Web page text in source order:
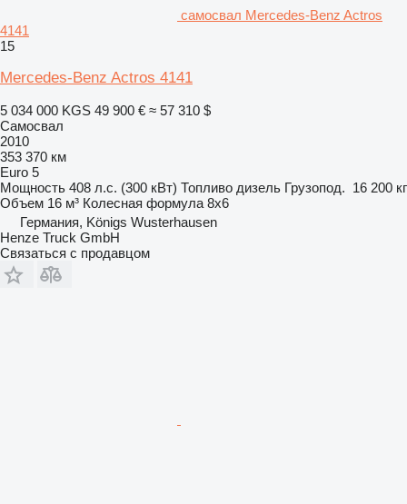
самосвал Mercedes-Benz Actros
4141
15
Mercedes-Benz Actros 4141
5 034 000 KGS 49 900 € ≈ 57 310 $
Самосвал
2010
353 370 км
Euro 5
Мощность 408 л.с. (300 кВт) Топливо дизель Грузопод. 16 200 кг
Объем 16 м³ Колесная формула 8x6
Германия, Königs Wusterhausen
Henze Truck GmbH
Связаться с продавцом